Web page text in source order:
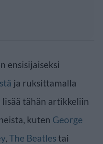
ensisijaiseksi
ja ruksittamalla
lisää tähän artikkeliin
kuten George
, The Beatles tai